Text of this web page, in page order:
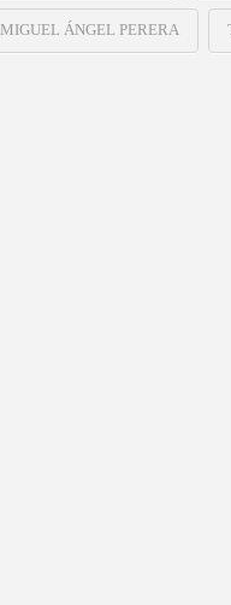
MIGUEL ÁNGEL PERERA